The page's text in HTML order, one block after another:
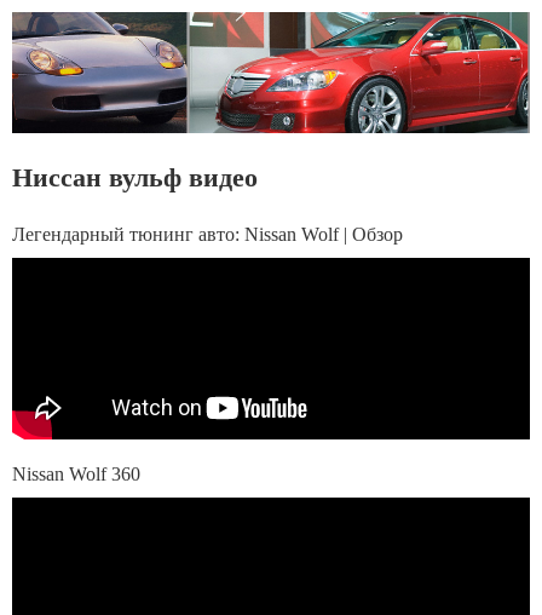
Ниссан вульф видео
Легендарный тюнинг авто: Nissan Wolf | Обзор
Nissan Wolf 360